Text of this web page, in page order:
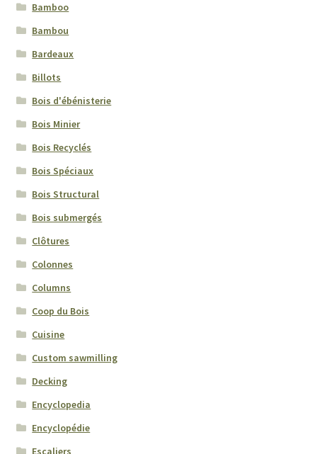
Worker’s Health
Information
Calculs
Dimensions
Entretien
Environnement
Fiche technique par essence
Figures
Grades
Ravageurs Forestiers
Bamboo
Bambou
Bardeaux
Billots
Bois d'ébénisterie
Bois Minier
Bois Recyclés
Bois Spéciaux
Bois Structural
Bois submergés
Clôtures
Colonnes
Columns
Coop du Bois
Cuisine
Custom sawmilling
Decking
Encyclopedia
Encyclopédie
Escaliers